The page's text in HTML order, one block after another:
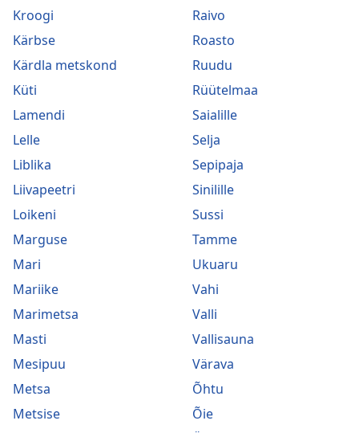
Kroogi
Kärbse
Kärdla metskond
Küti
Lamendi
Lelle
Liblika
Liivapeetri
Loikeni
Marguse
Mari
Mariike
Marimetsa
Masti
Mesipuu
Metsa
Metsise
Raivo
Roasto
Ruudu
Rüütelmaa
Saialille
Selja
Sepipaja
Sinilille
Sussi
Tamme
Ukuaru
Vahi
Valli
Vallisauna
Värava
Õhtu
Õie